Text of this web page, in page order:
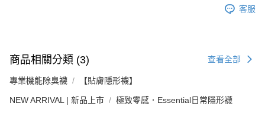
客服
商品相關分類 (3) 查看全部
專業機能除臭襪 【貼膚隱形襪】
NEW ARRIVAL | 新品上市 極致零感．Essential日常隱形襪
【新好友再領好禮】